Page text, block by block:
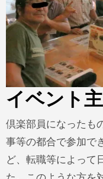
イベント
倶楽部員になったものの、企画が日曜日に偏っていて仕
事等の都合で参加で
ど、転職等によって